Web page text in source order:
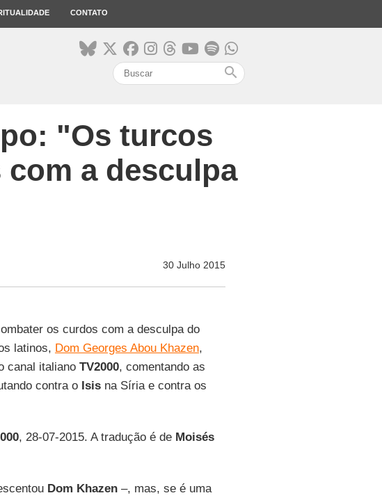
CONTATO
search
"Os turcos
a desculpa
30 Julho 2015
os curdos com a desculpa do
latinos, Dom Georges Abou Khazen,
canal italiano TV2000, comentando as
contra o Isisna Síria e contra os
, 28-07-2015. A tradução é de Moisés
Dom Khazen–, mas, se é uma